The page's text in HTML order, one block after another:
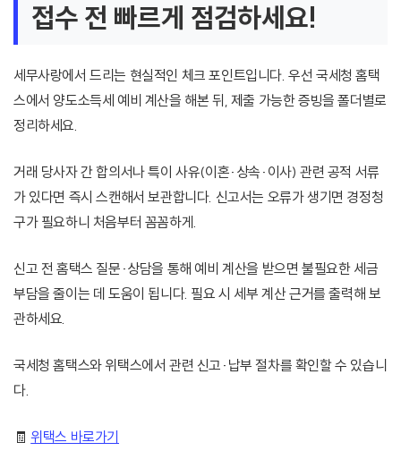
접수 전 빠르게 점검하세요!
세무사랑에서 드리는 현실적인 체크 포인트입니다. 우선 국세청 홈택
스에서 양도소득세 예비 계산을 해본 뒤, 제출 가능한 증빙을 폴더별로
정리하세요.
거래 당사자 간 합의서나 특이 사유(이혼·상속·이사) 관련 공적 서류
가 있다면 즉시 스캔해서 보관합니다. 신고서는 오류가 생기면 경정청
구가 필요하니 처음부터 꼼꼼하게.
신고 전 홈택스 질문·상담을 통해 예비 계산을 받으면 불필요한 세금
부담을 줄이는 데 도움이 됩니다. 필요 시 세부 계산 근거를 출력해 보
관하세요.
국세청 홈택스와 위택스에서 관련 신고·납부 절차를 확인할 수 있습니
다.
🧾 위택스 바로가기